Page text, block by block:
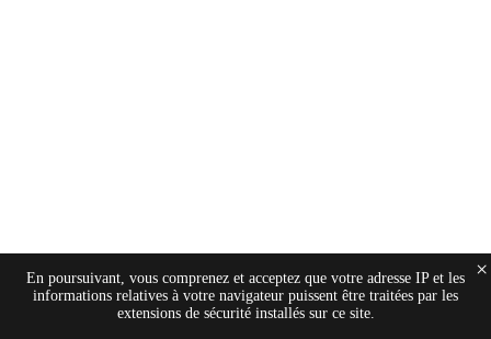
En poursuivant, vous comprenez et acceptez que votre adresse IP et les
informations relatives à votre navigateur puissent être traitées par les
extensions de sécurité installés sur ce site.
×